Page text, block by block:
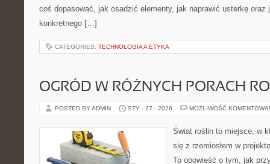
coś dopasować, jak osadzić elementy, jak naprawić usterkę oraz
konkretnego […]
CATEGORIES: TECHNOLOGIA A ETYKA
OGRÓD W RÓŻNYCH PORACH
POSTED BY ADMIN STY - 27 - 2026 MOŻLIWOŚĆ
Świat roślin to miejsce, w
się z rzemiosłem w
To opowieść o tym, jak